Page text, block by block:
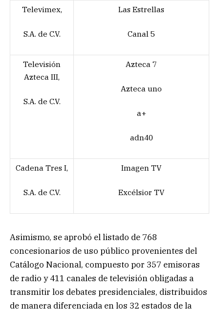
Televimex,
S.A. de C.V.
Las Estrellas
Canal 5
Televisión
Azteca III,
S.A. de C.V.
Azteca 7
Azteca uno
a+
adn40
Cadena Tres I,
S.A. de C.V.
Imagen TV
Excélsior TV
Asimismo, se aprobó el listado de 768
concesionarios de uso público provenientes del
Catálogo Nacional, compuesto por 357 emisoras
de radio y 411 canales de televisión obligadas a
transmitir los debates presidenciales, distribuidos
de manera diferenciada en los 32 estados de la